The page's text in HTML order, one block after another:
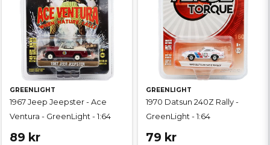
GREENLIGHT
1967 Jeep Jeepster - Ace
Ventura - GreenLight - 1:64
89 kr
GREENLIGHT
1970 Datsun 240Z Rally -
GreenLight - 1:64
79 kr